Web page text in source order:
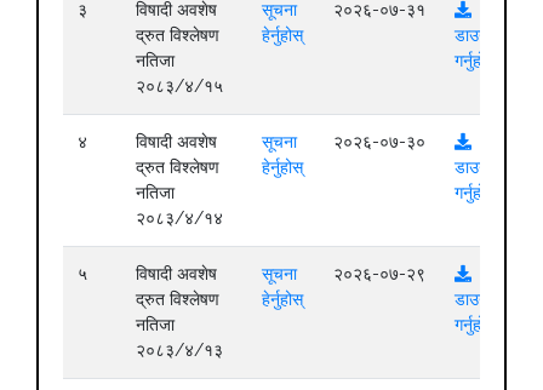
३
विषादी अवशेष
द्रुत विश्लेषण
नतिजा
२०८३/४/१५
सूचना
हेर्नुहोस्
२०२६-०७-३१
डाउनलोड
गर्नुहोस्
४
विषादी अवशेष
द्रुत विश्लेषण
नतिजा
२०८३/४/१४
सूचना
हेर्नुहोस्
२०२६-०७-३०
डाउनलोड
गर्नुहोस्
५
विषादी अवशेष
द्रुत विश्लेषण
नतिजा
२०८३/४/१३
सूचना
हेर्नुहोस्
२०२६-०७-२९
डाउनलोड
गर्नुहोस्